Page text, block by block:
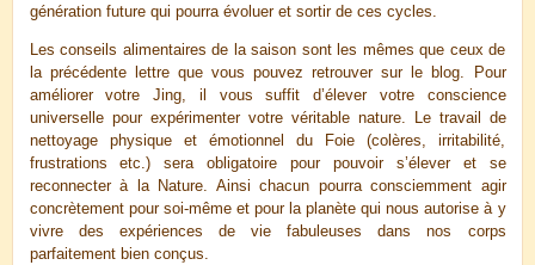
génération future qui pourra évoluer et sortir de ces cycles.
Les conseils alimentaires de la saison sont les mêmes que ceux de
la précédente lettre que vous pouvez retrouver sur le blog. Pour
améliorer votre Jing, il vous suffit d’élever votre conscience
universelle pour expérimenter votre véritable nature. Le travail de
nettoyage physique et émotionnel du Foie (colères, irritabilité,
frustrations etc.) sera obligatoire pour pouvoir s’élever et se
reconnecter à la Nature. Ainsi chacun pourra consciemment agir
concrètement pour soi-même et pour la planète qui nous autorise à y
vivre des expériences de vie fabuleuses dans nos corps
parfaitement bien conçus.